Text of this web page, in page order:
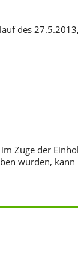
des
Zuge der
wurden,